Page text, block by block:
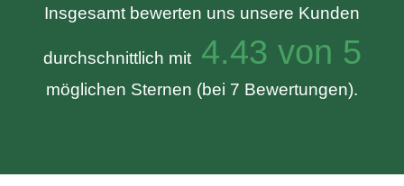
Insgesamt bewerten uns unsere Kunden
durchschnittlich mit4.43 von 5
möglichen Sternen (bei 7 Bewertungen).